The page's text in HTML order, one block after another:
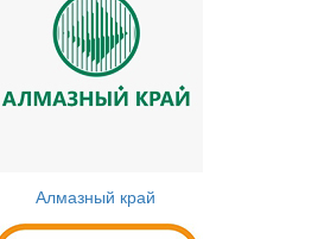
Алмазный край